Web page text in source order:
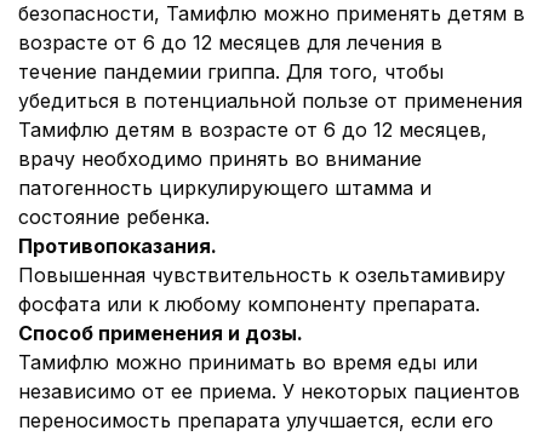
безопасности, Тамифлю можно применять детям в
возрасте от 6 до 12 месяцев для лечения в
течение пандемии гриппа. Для того, чтобы
убедиться в потенциальной пользе от применения
Тамифлю детям в возрасте от 6 до 12 месяцев,
врачу необходимо принять во внимание
патогенность циркулирующего штамма и
состояние ребенка.
Противопоказания.
Повышенная чувствительность к озельтамивиру
фосфата или к любому компоненту препарата.
Способ применения и дозы.
Тамифлю можно принимать во время еды или
независимо от ее приема. У некоторых пациентов
переносимость препарата улучшается, если его